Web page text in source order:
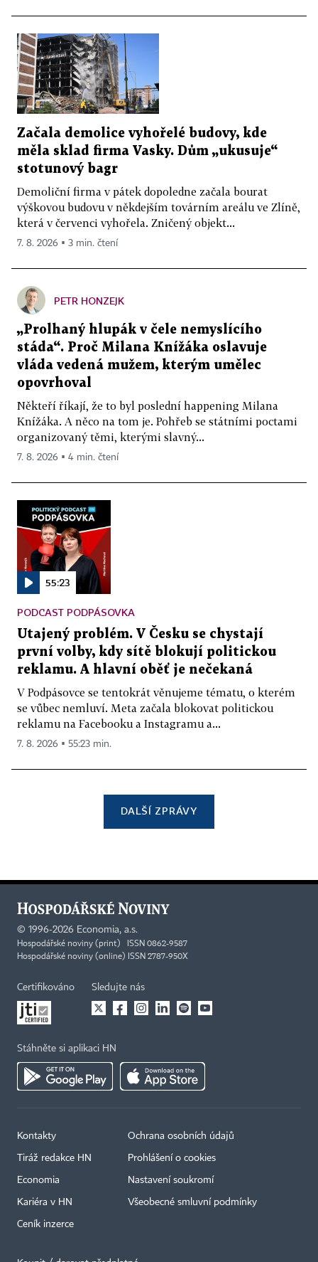
Začala demolice vyhořelé budovy, kde
měla sklad firma Vasky. Dům „ukusuje“
stotunový bagr
Demoliční firma v pátek dopoledne začala bourat
výškovou budovu v někdejším továrním areálu ve Zlíně,
která v červenci vyhořela. Zničený objekt...
7. 8. 2026 ▪ 3 min. čtení
PETR HONZEJK
„Prolhaný hlupák v čele nemyslícího
stáda“. Proč Milana Knížáka oslavuje
vláda vedená mužem, kterým umělec
opovrhoval
Někteří říkají, že to byl poslední happening Milana
Knížáka. A něco na tom je. Pohřeb se státními poctami
organizovaný těmi, kterými slavný...
7. 8. 2026 ▪ 4 min. čtení
55:23
PODCAST PODPÁSOVKA
Utajený problém. V Česku se chystají
první volby, kdy sítě blokují politickou
reklamu. A hlavní oběť je nečekaná
V Podpásovce se tentokrát věnujeme tématu, o kterém
se vůbec nemluví. Meta začala blokovat politickou
reklamu na Facebooku a Instagramu a...
7. 8. 2026 ▪ 55:23 min.
DALŠÍ ZPRÁVY
© 1996-2026 Economia, a.s.
Hospodářské noviny (print) ISSN 0862-9587
Hospodářské noviny (online) ISSN 2787-950X
Certifikováno Sledujte nás
Stáhněte si aplikaci HN
Kontakty
Tiráž redakce HN
Economia
Kariéra v HN
Ceník inzerce
Ochrana osobních údajů
Prohlášení o cookies
Nastavení soukromí
Všeobecné smluvní podmínky